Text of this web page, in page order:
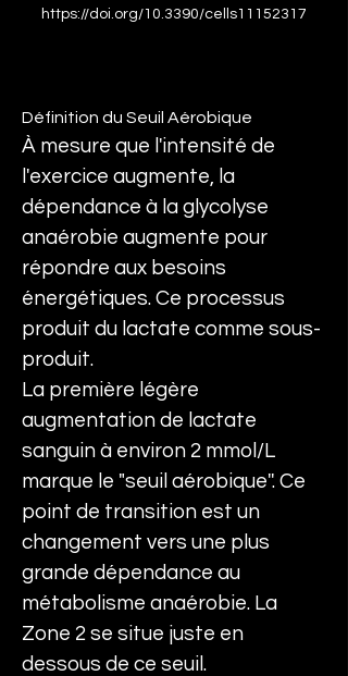
https://doi.org/10.3390/cells11152317
Définition du Seuil Aérobique
À mesure que l'intensité de
l'exercice augmente, la
dépendance à la glycolyse
anaérobie augmente pour
répondre aux besoins
énergétiques. Ce processus
produit du lactate comme sous-
produit.
La première légère
augmentation de lactate
sanguin à environ 2 mmol/L
marque le "seuil aérobique''. Ce
point de transition est un
changement vers une plus
grande dépendance au
métabolisme anaérobie. La
Zone 2 se situe juste en
dessous de ce seuil.